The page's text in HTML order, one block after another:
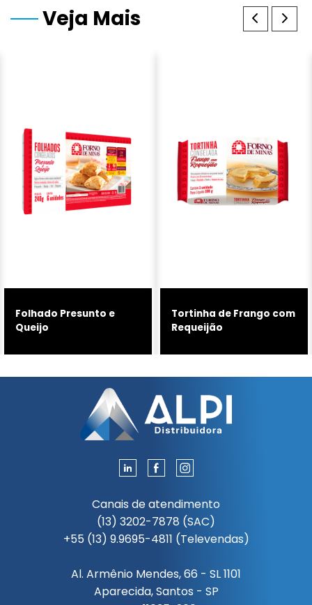
Veja Mais
Folhado Presunto e
Queijo
Tortinha de Frango com
Requeijão
Canais de atendimento
(13) 3202-7878 (SAC)
+55 (13) 9.9695-4811 (Televendas)
Al. Armênio Mendes, 66 - SL 1101
Aparecida, Santos - SP